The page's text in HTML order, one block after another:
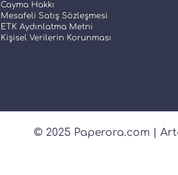
Cayma Hakkı
Mesafeli Satış Sözleşmesi
ETK Aydınlatma Metni
Kişisel Verilerin Korunması
© 2025 Paperora.com |